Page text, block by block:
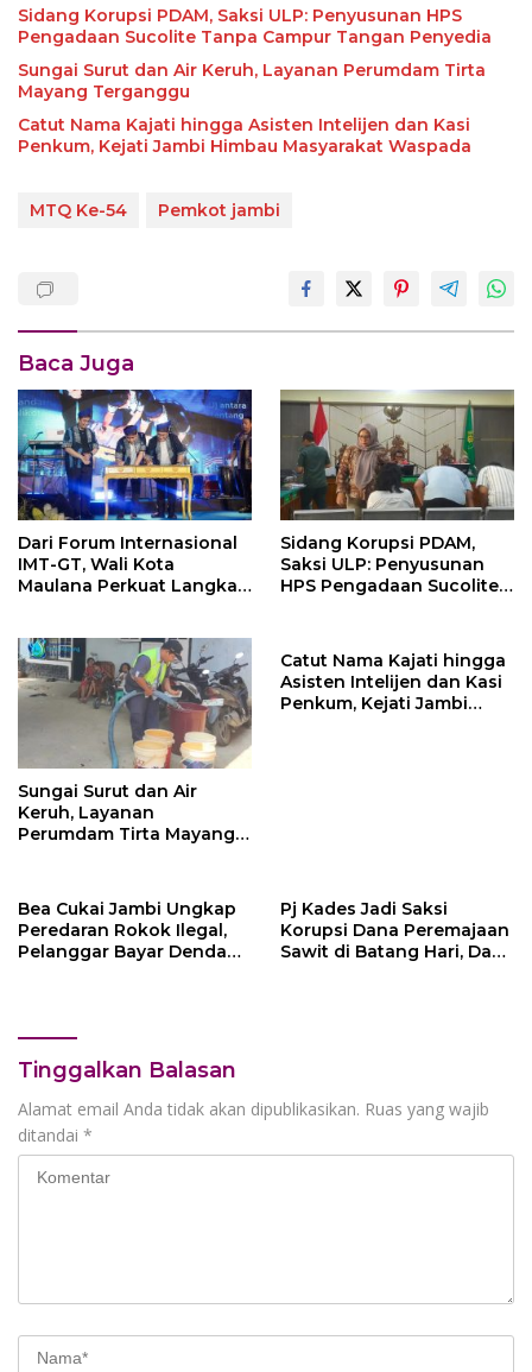
Sidang Korupsi PDAM, Saksi ULP: Penyusunan HPS
Pengadaan Sucolite Tanpa Campur Tangan Penyedia
Sungai Surut dan Air Keruh, Layanan Perumdam Tirta
Mayang Terganggu
Catut Nama Kajati hingga Asisten Intelijen dan Kasi
Penkum, Kejati Jambi Himbau Masyarakat Waspada
MTQ Ke-54 Pemkot jambi
Baca Juga
Dari Forum Internasional
IMT-GT, Wali Kota
Maulana Perkuat Langkah
Sidang Korupsi PDAM,
Saksi ULP: Penyusunan
HPS Pengadaan Sucolite
Sungai Surut dan Air
Keruh, Layanan
Perumdam Tirta Mayang
Catut Nama Kajati hingga
Asisten Intelijen dan Kasi
Penkum, Kejati Jambi
Bea Cukai Jambi Ungkap
Peredaran Rokok Ilegal,
Pelanggar Bayar Denda
Pj Kades Jadi Saksi
Korupsi Dana Peremajaan
Sawit di Batang Hari, Dana
Tinggalkan Balasan
Alamat email Anda tidak akan dipublikasikan. Ruas yang wajib
ditandai *